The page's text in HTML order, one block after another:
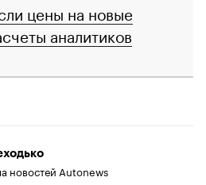
цены на новые
аналитиков
новостей Autonews